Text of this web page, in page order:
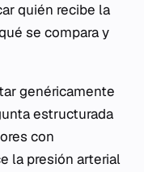
quién recibe la
se compara y
genéricamente
estructurada
con
la presión arterial